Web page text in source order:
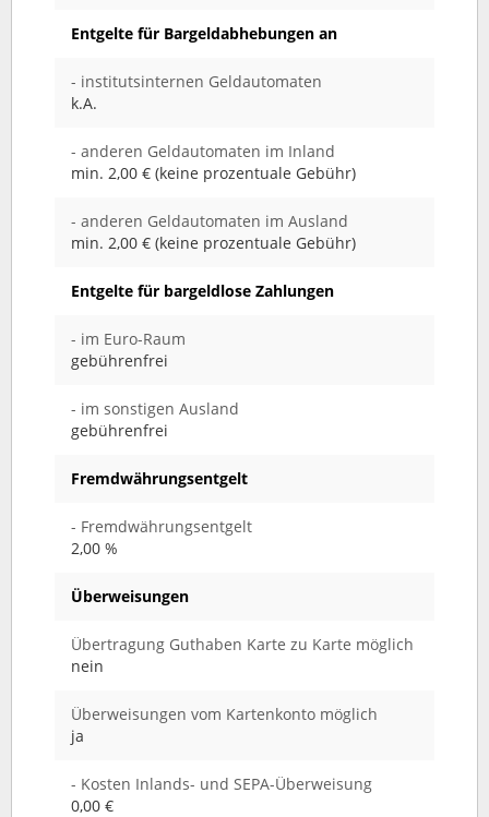
Entgelte für Bargeldabhebungen an
- institutsinternen Geldautomaten
k.A.
- anderen Geldautomaten im Inland
min. 2,00 € (keine prozentuale Gebühr)
- anderen Geldautomaten im Ausland
min. 2,00 € (keine prozentuale Gebühr)
Entgelte für bargeldlose Zahlungen
- im Euro-Raum
gebührenfrei
- im sonstigen Ausland
gebührenfrei
Fremdwährungsentgelt
- Fremdwährungsentgelt
2,00 %
Überweisungen
Übertragung Guthaben Karte zu Karte möglich
nein
Überweisungen vom Kartenkonto möglich
ja
- Kosten Inlands- und SEPA-Überweisung
0,00 €